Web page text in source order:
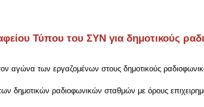
Τύπου του ΣΥΝ για δημοτικούς
αγώνα των εργαζομένων στους δημοτικούς
δημοτικών ραδιοφωνικών σταθμών με όρους